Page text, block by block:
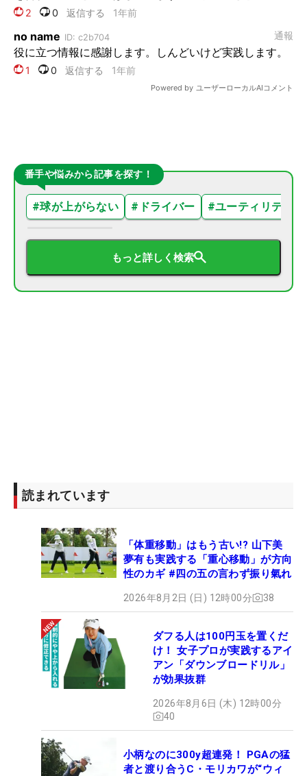
番手や悩みから記事を探す！
#球が上がらない # ドライバー #ユーティリティ
もっと詳しく検索
読まれています
「体重移動」はもう古い!? 山下美
夢有も実践する「重心移動」が方向
性のカギ #四の五の言わず振り氣れ
2026年8月2日 (日) 12時00分 38
ダフる人は100円玉を置くだ
け！ 女子プロが実践するアイ
アン「ダウンブロードリル」
が効果抜群
2026年8月6日 (木) 12時00分
40
小柄なのに300y超連発！ PGAの猛
者と渡り合うC・モリカワが“ウィ